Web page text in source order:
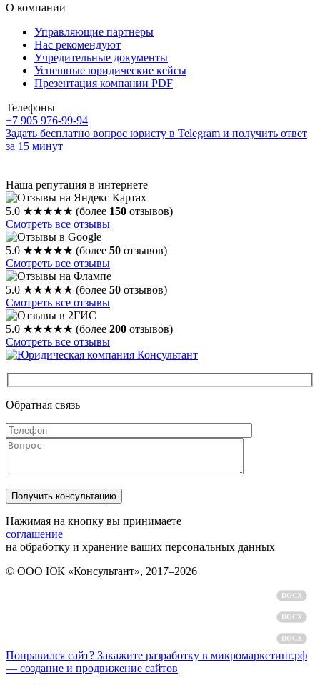
О компании
Управляющие партнеры
Нас рекомендуют
Учредительные документы
Успешные юридические кейсы
Презентация компании PDF
Телефоны
+7 905 976-99-94
Задать бесплатно вопрос юристу в Telegram и получить ответ
за 15 минут
Наша репутация в интернете
5.0 ★★★★★ (более 150 отзывов)
Смотреть все отзывы
5.0 ★★★★★ (более 50 отзывов)
Смотреть все отзывы
5.0 ★★★★★ (более 50 отзывов)
Смотреть все отзывы
5.0 ★★★★★ (более 200 отзывов)
Смотреть все отзывы
Обратная связь
Нажимая на кнопку вы принимаете
соглашение
на обработку и хранение ваших персональных данных
© ООО ЮК «Консультант», 2017–2026
DOCX
DOCX
DOCX
Понравился сайт? Закажите разработку в микромаркетинг.рф
— создание и продвижение сайтов